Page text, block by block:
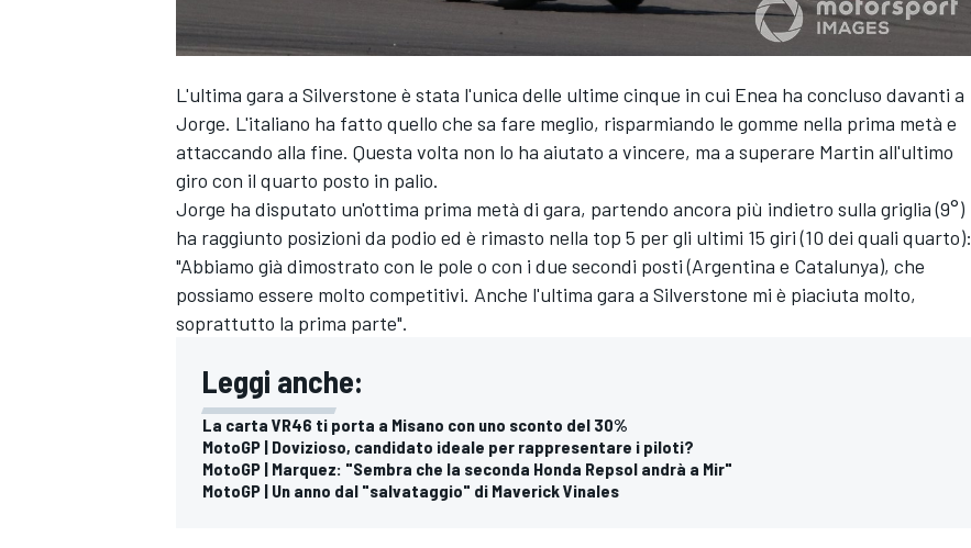
L'ultima gara a Silverstone è stata l'unica delle ultime cinque in cui Enea ha concluso davanti a
Jorge. L'italiano ha fatto quello che sa fare meglio, risparmiando le gomme nella prima metà e
attaccando alla fine. Questa volta non lo ha aiutato a vincere, ma a superare Martin all'ultimo
giro con il quarto posto in palio.
Jorge ha disputato un'ottima prima metà di gara, partendo ancora più indietro sulla griglia (9°)
ha raggiunto posizioni da podio ed è rimasto nella top 5 per gli ultimi 15 giri (10 dei quali quarto):
"Abbiamo già dimostrato con le pole o con i due secondi posti (Argentina e Catalunya), che
possiamo essere molto competitivi. Anche l'ultima gara a Silverstone mi è piaciuta molto,
soprattutto la prima parte".
Leggi anche:
La carta VR46 ti porta a Misano con uno sconto del 30%
MotoGP | Dovizioso, candidato ideale per rappresentare i piloti?
MotoGP | Marquez: "Sembra che la seconda Honda Repsol andrà a Mir"
MotoGP | Un anno dal "salvataggio" di Maverick Vinales